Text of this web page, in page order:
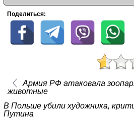
Поделиться:
Армия РФ атаковала
животные
В Польше убили художника,
Путина